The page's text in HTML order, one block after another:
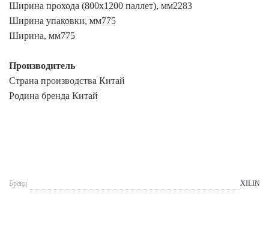
Ширина прохода (800х1200 паллет), мм2283
Ширина упаковки, мм775
Ширина, мм775
Производитель
Страна производства Китай
Родина бренда Китай
Бренд XILIN